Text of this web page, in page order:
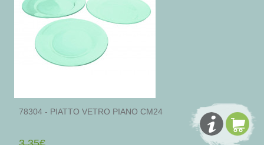
78304 - PIATTO VETRO PIANO CM24